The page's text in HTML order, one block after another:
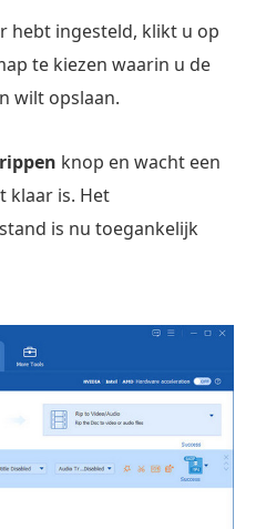
hebt ingesteld, klikt u op
te kiezen waarin u de
wilt opslaan.
knop en wacht een
klaar is. Het
is nu toegankelijk